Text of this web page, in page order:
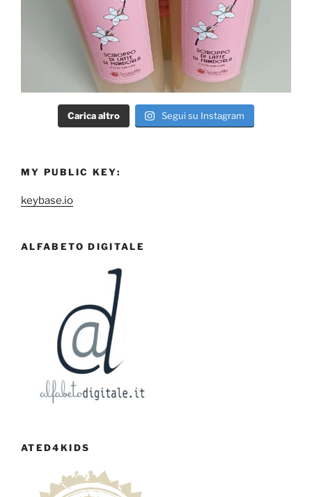
Carica altro Segui su Instagram
MY PUBLIC KEY:
keybase.io
ALFABETO DIGITALE
ATED4KIDS